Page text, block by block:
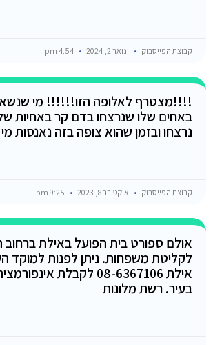
קבוצת הפייסבוק ינואר 2, 2024
!!!!מצטרף לאלופה הזו!!!!!! מי
באחים שלו שנרצחו בדם קר באחיות
נרצחו ובזמן שהוא צופה בזה נאנסות מי
קבוצת הפייסבוק אוקטובר 8, 2023
אולם ספורט בית הפועל באילת
לקליטת משפחות. ניתן לפנות למוקד
אילת 08-6367106 לקבלת
בעיר. רשת מלונות